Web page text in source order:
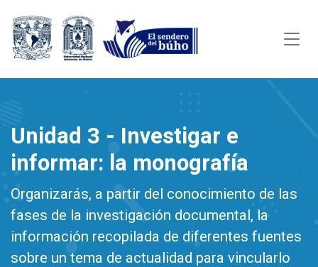
Unidad 3 - Investigar e
informar: la monografía
Organizarás, a partir del conocimiento de las
fases de la investigación documental, la
información recopilada de diferentes fuentes
sobre un tema de actualidad para vincularlo